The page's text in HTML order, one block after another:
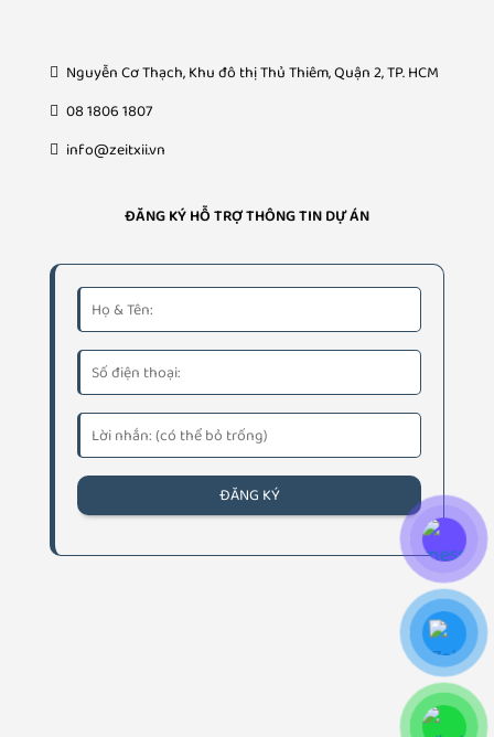
Nguyễn Cơ Thạch, Khu đô thị Thủ Thiêm, Quận 2, TP. HCM
08 1806 1807
info@zeitxii.vn
ĐĂNG KÝ HỖ TRỢ THÔNG TIN DỰ ÁN